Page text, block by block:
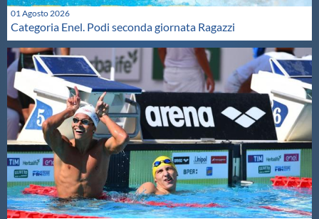
01 Agosto 2026
Categoria Enel. Podi seconda giornata Ragazzi